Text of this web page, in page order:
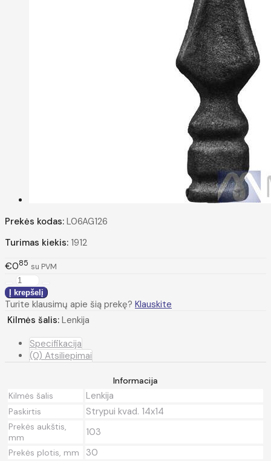
Prekės kodas: L06AG126
Turimas kiekis: 1912
€085 su PVM
Turite klausimų apie šią prekę? Klauskite
Kilmės šalis: Lenkija
Specifikacija
(0) Atsiliepimai
Informacija
Kilmės šalis
Lenkija
Paskirtis Strypui kvad. 14x14
Prekės aukštis,
mm
103
Prekės plotis, mm 30